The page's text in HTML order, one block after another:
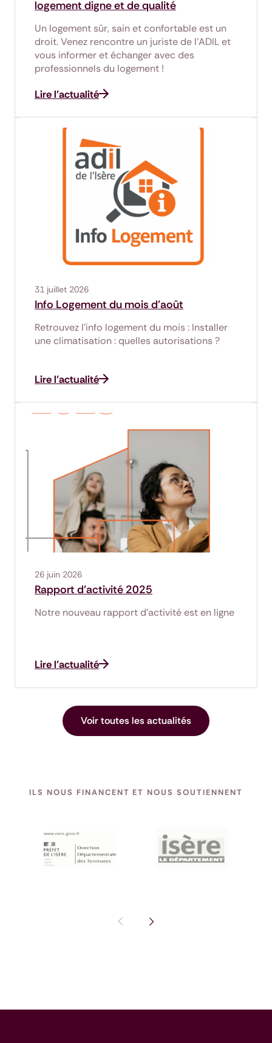
logement digne et de qualité
Un logement sûr, sain et confortable est un
droit. Venez rencontre un juriste de l'ADIL et
vous informer et échanger avec des
professionnels du logement !
Lire l'actualité
Info Logement du mois d'août
31 juillet 2026
Retrouvez l'info logement du mois : Installer
une climatisation : quelles autorisations ?
Lire l'actualité
Rapport d'activité 2025
26 juin 2026
Notre nouveau rapport d'activité est en ligne
Lire l'actualité
Voir toutes les actualités
ILS NOUS FINANCENT ET NOUS SOUTIENNENT
Pas de diapositive précédente :
Voir la diapositive